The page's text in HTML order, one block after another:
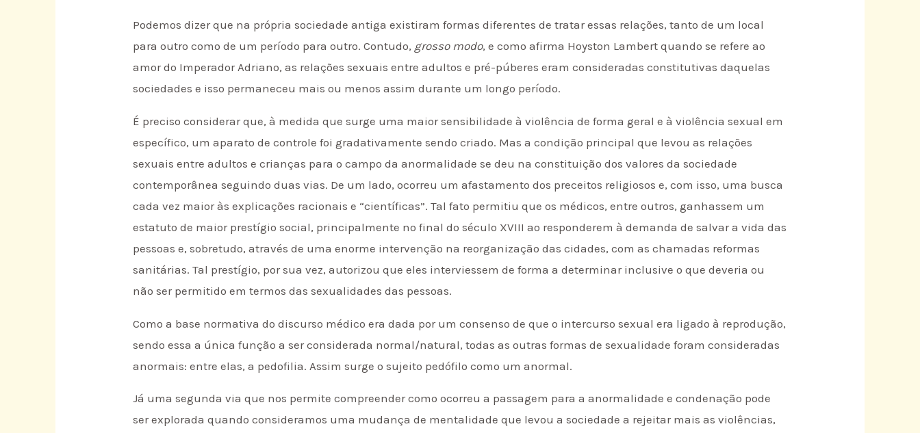
Podemos dizer que na própria sociedade antiga existiram formas diferentes de tratar essas relações, tanto de um local
para outro como de um período para outro. Contudo, grosso modo, e como afirma Hoyston Lambert quando se refere ao
amor do Imperador Adriano, as relações sexuais entre adultos e pré-púberes eram consideradas constitutivas daquelas
sociedades e isso permaneceu mais ou menos assim durante um longo período.
É preciso considerar que, à medida que surge uma maior sensibilidade à violência de forma geral e à violência sexual em
específico, um aparato de controle foi gradativamente sendo criado. Mas a condição principal que levou as relações
sexuais entre adultos e crianças para o campo da anormalidade se deu na constituição dos valores da sociedade
contemporânea seguindo duas vias. De um lado, ocorreu um afastamento dos preceitos religiosos e, com isso, uma busca
cada vez maior às explicações racionais e “científicas”. Tal fato permitiu que os médicos, entre outros, ganhassem um
estatuto de maior prestígio social, principalmente no final do século XVIII ao responderem à demanda de salvar a vida das
pessoas e, sobretudo, através de uma enorme intervenção na reorganização das cidades, com as chamadas reformas
sanitárias. Tal prestígio, por sua vez, autorizou que eles interviessem de forma a determinar inclusive o que deveria ou
não ser permitido em termos das sexualidades das pessoas.
Como a base normativa do discurso médico era dada por um consenso de que o intercurso sexual era ligado à reprodução,
sendo essa a única função a ser considerada normal/natural, todas as outras formas de sexualidade foram consideradas
anormais: entre elas, a pedofilia. Assim surge o sujeito pedófilo como um anormal.
Já uma segunda via que nos permite compreender como ocorreu a passagem para a anormalidade e condenação pode
ser explorada quando consideramos uma mudança de mentalidade que levou a sociedade a rejeitar mais as violências,